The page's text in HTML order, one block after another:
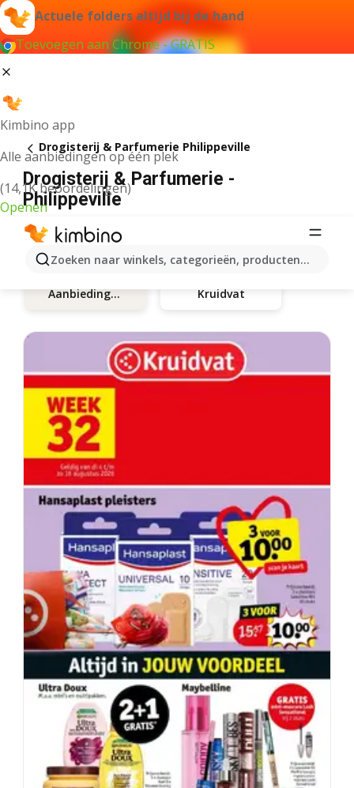
Actuele folders altijd bij de hand
Toevoegen aan Chrome - GRATIS
Kimbino app
Alle aanbiedingen op één plek
(14,1K beoordelingen)
Openen
Zoeken naar winkels, categorieën, producten...
Drogisterij & Parfumerie Philippeville
Drogisterij & Parfumerie -
Philippeville
Aanbiedingen Kruidvat